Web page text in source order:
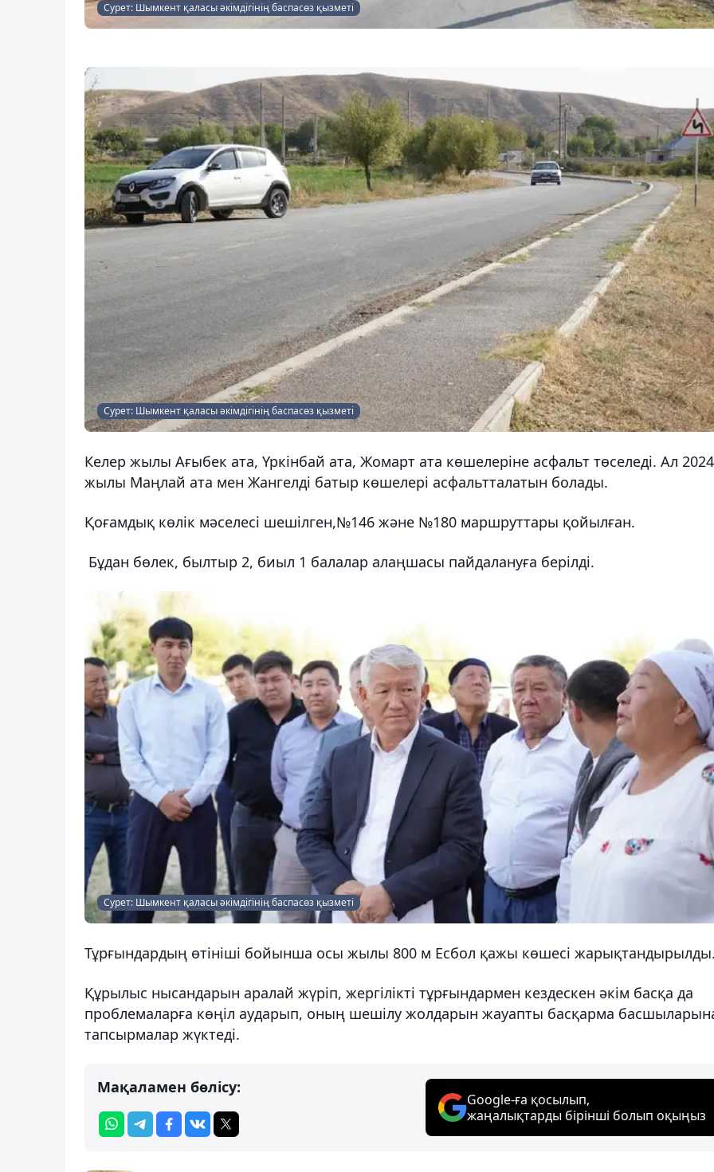
Сурет: Шымкент қаласы әкімдігінің баспасөз қызметі
Сурет: Шымкент қаласы әкімдігінің баспасөз қызметі
Келер жылы Ағыбек ата, Үркінбай ата, Жомарт ата көшелеріне асфальт төселеді. Ал 2024
жылы Маңлай ата мен Жангелді батыр көшелері асфальтталатын болады.
Қоғамдық көлік мәселесі шешілген,№146 және №180 маршруттары қойылған.
Бұдан бөлек, былтыр 2, биыл 1 балалар алаңшасы пайдалануға берілді.
Сурет: Шымкент қаласы әкімдігінің баспасөз қызметі
Тұрғындардың өтініші бойынша осы жылы 800 м Есбол қажы көшесі
Құрылыс нысандарын аралай жүріп, жергілікті тұрғындармен кездескен әкім басқа да
проблемаларға көңіл аударып, оның шешілу жолдарын жауапты басқарма
тапсырмалар жүктеді.
Мақаламен бөлісу:
Google-ға қосылып,
жаңалықтарды бірінші болып оқыңыз